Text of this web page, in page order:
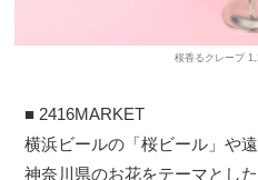
桜香るクレープ
■ 2416MARKET
横浜ビールの「桜ビール」や
神奈川県のお花をテーマとし